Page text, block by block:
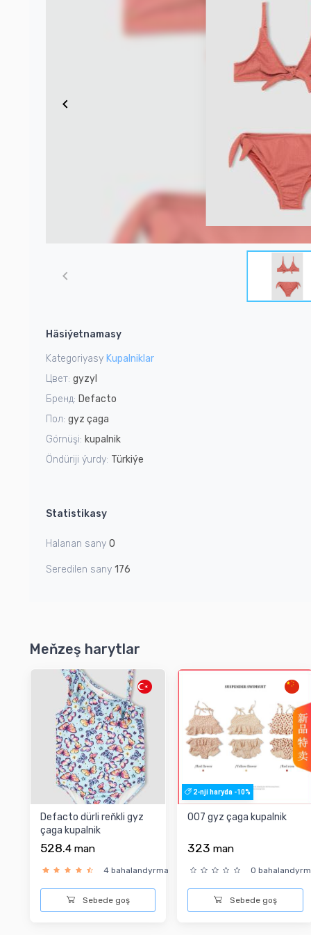
7
Häsiýetnamasy
Kategoriyasy Kupalniklar
Цвет: gyzyl
Бренд: Defacto
Пол: gyz çaga
Görnüşi: kupalnik
Öndüriji ýurdy: Türkiýe
Statistikasy
Halanan sany 0
Seredilen sany 176
Meňzeş harytlar
Defacto dürli reňkli gyz
çaga kupalnik
528.4 man
4 bahalandyrma
Sebede goş
2-nji haryda -10%
007 gyz çaga kupalnik
323man
0
Sebede goş